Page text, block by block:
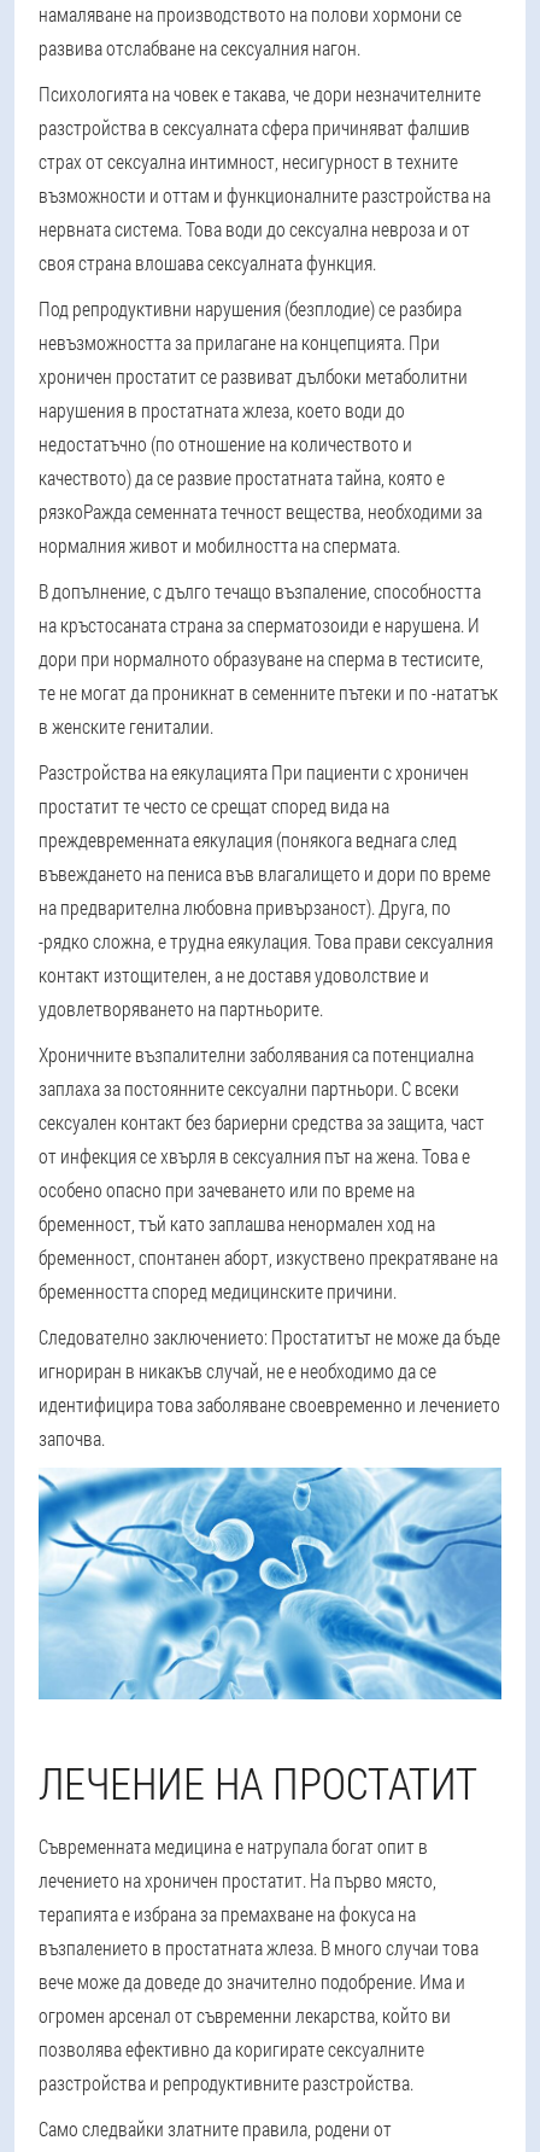
намаляване на производството на полови хормони се
развива отслабване на сексуалния нагон.
Психологията на човек е такава, че дори незначителните
разстройства в сексуалната сфера причиняват фалшив
страх от сексуална интимност, несигурност в техните
възможности и оттам и функционалните разстройства на
нервната система. Това води до сексуална невроза и от
своя страна влошава сексуалната функция.
Под репродуктивни нарушения (безплодие) се разбира
невъзможността за прилагане на концепцията. При
хроничен простатит се развиват дълбоки метаболитни
нарушения в простатната жлеза, което води до
недостатъчно (по отношение на количеството и
качеството) да се развие простатната тайна, която е
рязкоРажда семенната течноствещества, необходими за
нормалния живот и мобилността на спермата.
В допълнение, с дълго течащо възпаление, способността
на кръстосаната страна за сперматозоиди е нарушена. И
дори при нормалното образуване на сперма в тестисите,
те не могат да проникнат в семенните пътеки и по -нататък
в женските гениталии.
Разстройства на еякулациятаПри пациенти с хроничен
простатит те често се срещат според вида на
преждевременната еякулация (понякога веднага след
въвеждането на пениса във влагалището и дори по време
на предварителна любовна привързаност). Друга, по
-рядко сложна, е трудна еякулация. Това прави сексуалния
контакт изтощителен, а не доставя удоволствие и
удовлетворяването на партньорите.
Хроничните възпалителни заболявания са потенциална
заплаха за постоянните сексуални партньори. С всеки
сексуален контакт без бариерни средства за защита, част
от инфекция се хвърля в сексуалния път на жена. Това е
особено опасно при зачеването или по време на
бременност, тъй като заплашва ненормален ход на
бременност, спонтанен аборт, изкуствено прекратяване на
бременността според медицинските причини.
Следователно заключението: Простатитът не може да бъде
игнориран в никакъв случай, не е необходимо да се
идентифицира това заболяване своевременно и лечението
започва.
ЛЕЧЕНИЕ НА ПРОСТАТИТ
Съвременната медицина е натрупала богат опит в
лечението на хроничен простатит. На първо място,
терапията е избрана за премахване на фокуса на
възпалението в простатната жлеза. В много случаи това
вече може да доведе до значително подобрение. Има и
огромен арсенал от съвременни лекарства, който ви
позволява ефективно да коригирате сексуалните
разстройства и репродуктивните разстройства.
Само следвайки златните правила, родени от